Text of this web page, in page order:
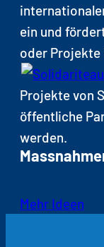
ein und
oder Projekte
Projekte von
öffentliche
werden.
Mehr Ideen